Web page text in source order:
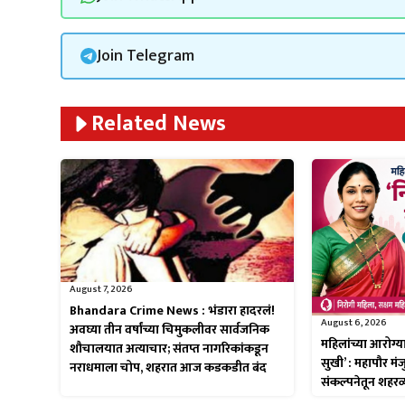
Join Telegram
Related News
August 7, 2026
Bhandara Crime News : भंडारा हादरलं!
अवघ्या तीन वर्षांच्या चिमुकलीवर सार्वजनिक
शौचालयात अत्याचार; संतप्त नागरिकांकडून
नराधमाला चोप, शहरात आज कडकडीत बंद
August 6, 2026
महिलांच्या
सुखी’ : महापौर
संकल्पनेतून